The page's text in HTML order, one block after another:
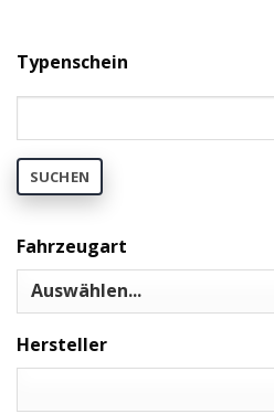
Typenschein
SUCHEN
Fahrzeugart
Hersteller